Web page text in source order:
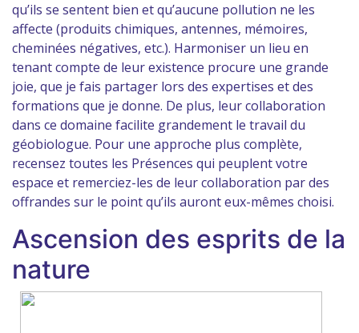
qu’ils se sentent bien et qu’aucune pollution ne les
affecte (produits chimiques, antennes, mémoires,
cheminées négatives, etc.). Harmoniser un lieu en
tenant compte de leur existence procure une grande
joie, que je fais partager lors des expertises et des
formations que je donne. De plus, leur collaboration
dans ce domaine facilite grandement le travail du
géobiologue. Pour une approche plus complète,
recensez toutes les Présences qui peuplent votre
espace et remerciez-les de leur collaboration par des
offrandes sur le point qu’ils auront eux-mêmes choisi.
Ascension des esprits de la
nature